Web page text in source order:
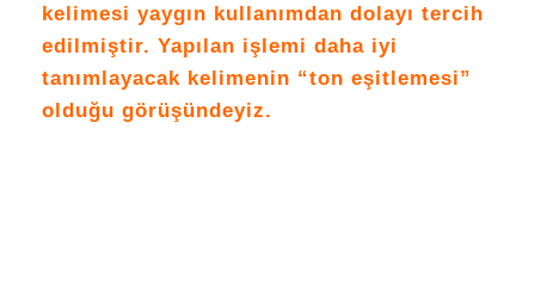
kelimesi yaygın kullanımdan dolayı tercih
edilmiştir. Yapılan işlemi daha iyi
tanımlayacak kelimenin “ton eşitlemesi”
olduğu görüşündeyiz.